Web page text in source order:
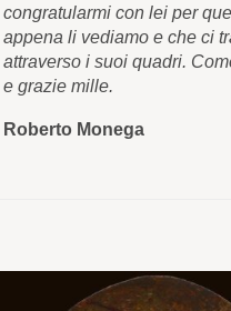
congratularmi con lei per
appena li vediamo e che ci
attraverso i suoi quadri.
e grazie mille.
Roberto Monega